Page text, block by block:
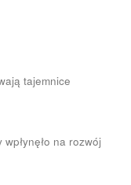
tajemnice
na rozwój